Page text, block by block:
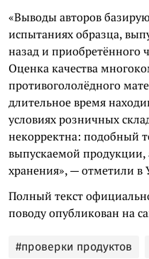
«Выводы авторов
испытаниях образца,
назад и приобретённого
Оценка качества
противогололёдного
длительное время
условиях розничных
некорректна: подобный
выпускаемой продукции,
хранения», — отметили
Полный текст
поводу опубликован на
#проверки продуктов